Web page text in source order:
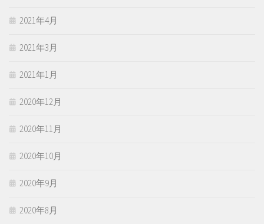
2021年4月
2021年3月
2021年1月
2020年12月
2020年11月
2020年10月
2020年9月
2020年8月